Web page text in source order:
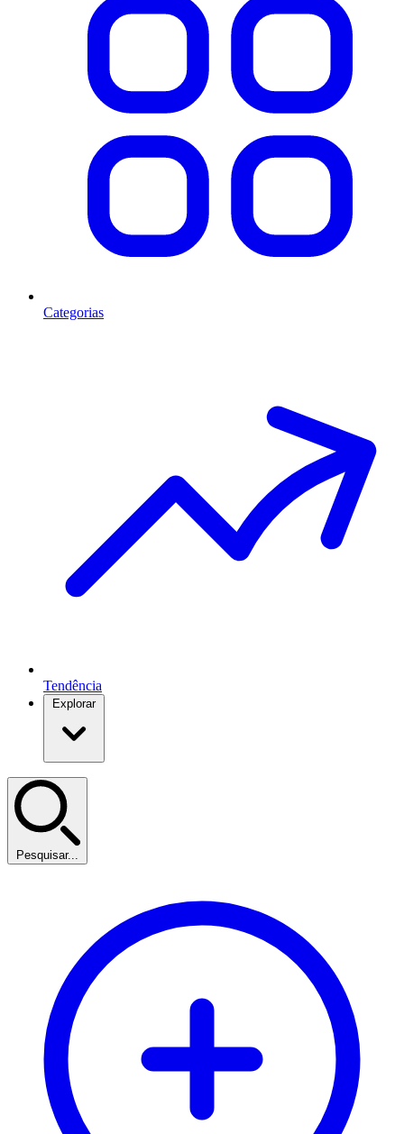
Categorias
Tendência
Explorar
Pesquisar...